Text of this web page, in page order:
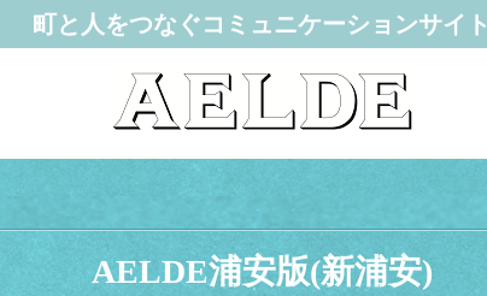
町と人をつなぐコミュニケーションサイト
AELDE浦安版(新浦安)